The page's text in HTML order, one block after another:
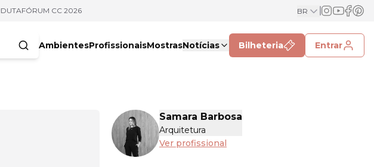
FÓRUM CC 2026 BR
AmbientesProfissionaisMostrasNotícias Bilheteria Entrar
Samara Barbosa
Arquitetura
Ver profissional